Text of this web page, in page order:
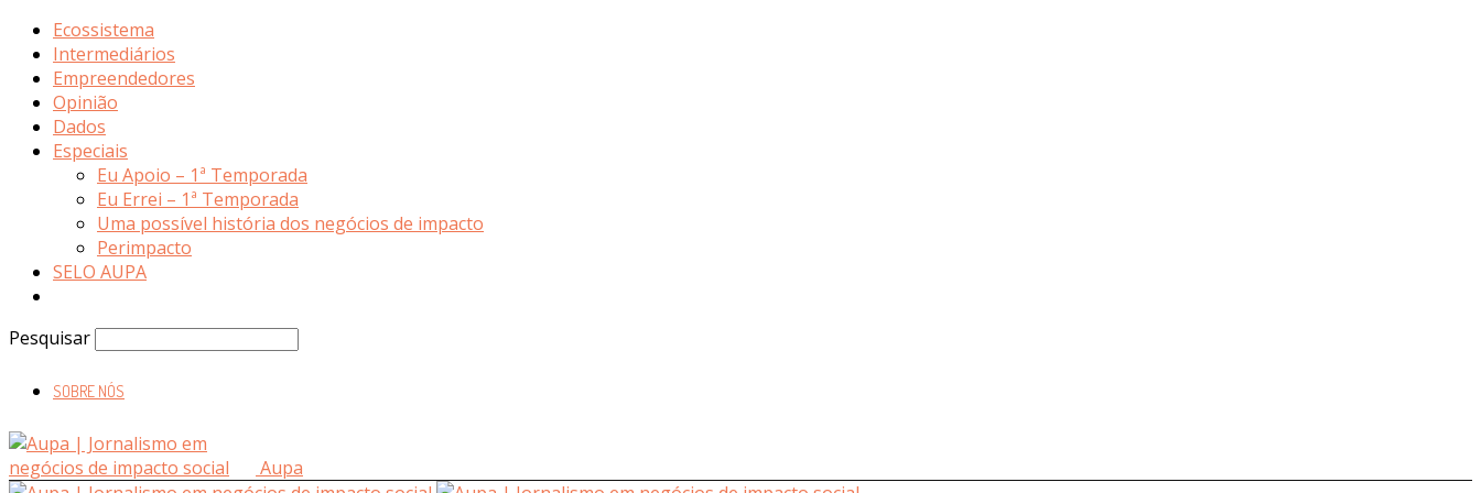
Ecossistema
Intermediários
Empreendedores
Opinião
Dados
Especiais
Eu Apoio – 1ª Temporada
Eu Errei – 1ª Temporada
Uma possível história dos negócios de impacto
Perimpacto
SELO AUPA
Pesquisar
SOBRE NÓS
Aupa